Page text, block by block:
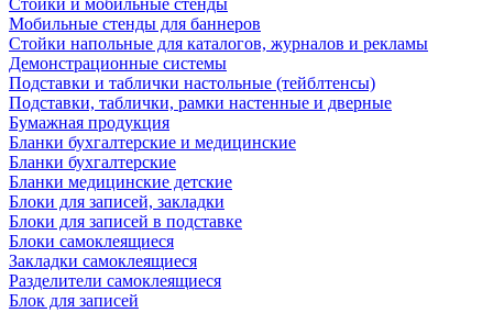
Стойки и мобильные стенды
Мобильные стенды для баннеров
Стойки напольные для каталогов, журналов и рекламы
Демонстрационные системы
Подставки и таблички настольные (тейблтенсы)
Подставки, таблички, рамки настенные и дверные
Бумажная продукция
Бланки бухгалтерские и медицинские
Бланки бухгалтерские
Бланки медицинские детские
Блоки для записей, закладки
Блоки для записей в подставке
Блоки самоклеящиеся
Закладки самоклеящиеся
Разделители самоклеящиеся
Блок для записей